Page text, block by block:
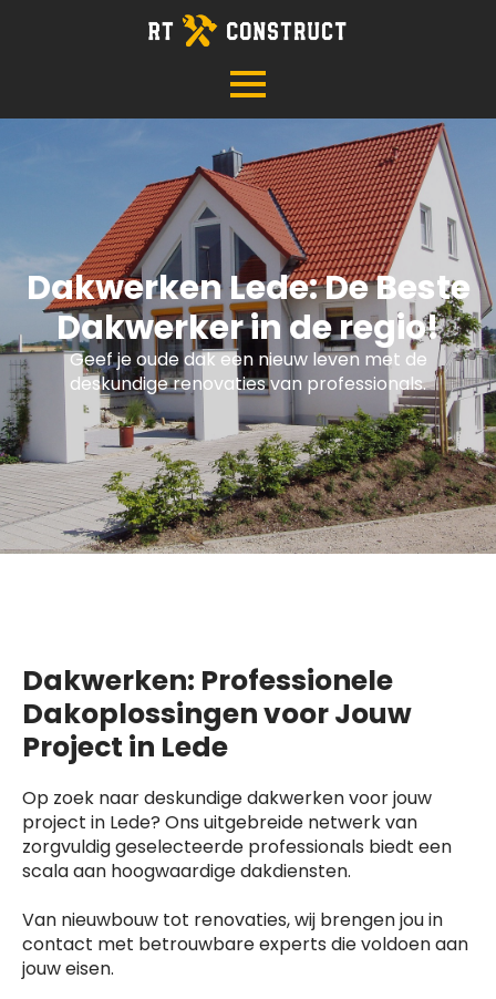
Dakwerken Lede: De Beste
Dakwerker in de regio!
Geef je oude dak een nieuw leven met de
deskundige renovaties van professionals.
Dakwerken: Professionele
Dakoplossingen voor Jouw
Project in Lede
Op zoek naar deskundige dakwerken voor jouw
project in Lede? Ons uitgebreide netwerk van
zorgvuldig geselecteerde professionals biedt een
scala aan hoogwaardige dakdiensten.
Van nieuwbouw tot renovaties, wij brengen jou in
contact met betrouwbare experts die voldoen aan
jouw eisen.